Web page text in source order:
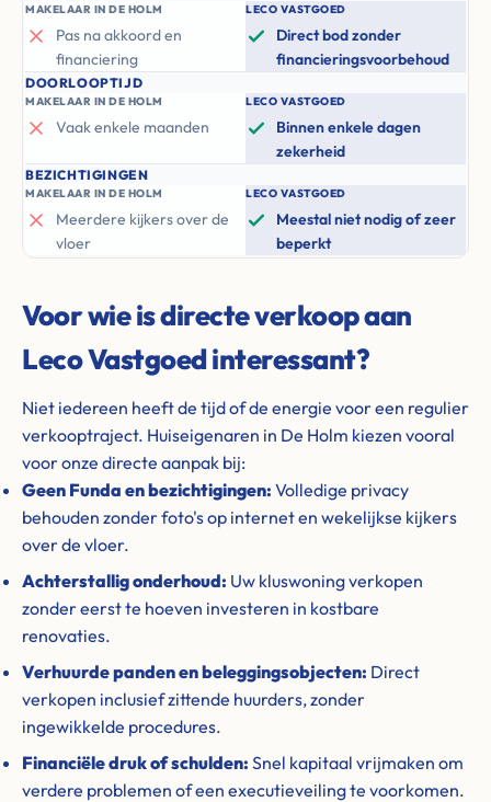
MAKELAAR IN DE HOLM
Pas na akkoord en
financiering
LECO VASTGOED
Direct bod zonder
financieringsvoorbehoud
DOORLOOPTIJD
MAKELAAR IN DE HOLM
Vaak enkele maanden
LECO VASTGOED
Binnen enkele dagen
zekerheid
BEZICHTIGINGEN
MAKELAAR IN DE HOLM
Meerdere kijkers over de
vloer
LECO VASTGOED
Meestal niet nodig of zeer
beperkt
Voor wie is directe verkoop aan
Leco Vastgoed interessant?
Niet iedereen heeft de tijd of de energie voor een regulier
verkooptraject. Huiseigenaren in De Holm kiezen vooral
voor onze directe aanpak bij:
Geen Funda en bezichtigingen: Volledige privacy
behouden zonder foto's op internet en wekelijkse kijkers
over de vloer.
Achterstallig onderhoud: Uw kluswoning verkopen
zonder eerst te hoeven investeren in kostbare
renovaties.
Verhuurde panden en beleggingsobjecten: Direct
verkopen inclusief zittende huurders, zonder
ingewikkelde procedures.
Financiële druk of schulden: Snel kapitaal vrijmaken om
verdere problemen of een executieveiling te voorkomen.